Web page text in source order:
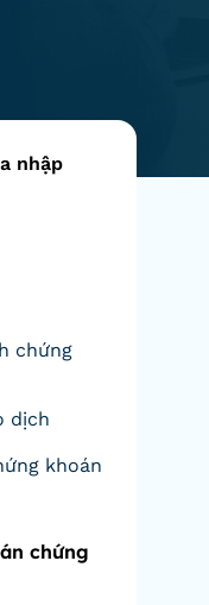
nhập
chứng
dịch
khoán
chứng